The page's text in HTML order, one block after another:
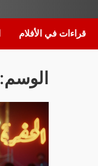
قراءات في الأفلام
الوسم: